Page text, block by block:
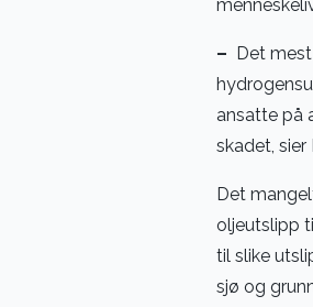
– Det
ansatte på
skadet, sier
Det
oljeutslipp
til slike
sjø og